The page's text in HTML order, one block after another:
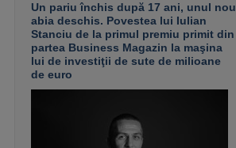
Un pariu închis după 17 ani, unul nou
abia deschis. Povestea lui Iulian
Stanciu de la primul premiu primit din
partea Business Magazin la maşina
lui de investiţii de sute de milioane
de euro